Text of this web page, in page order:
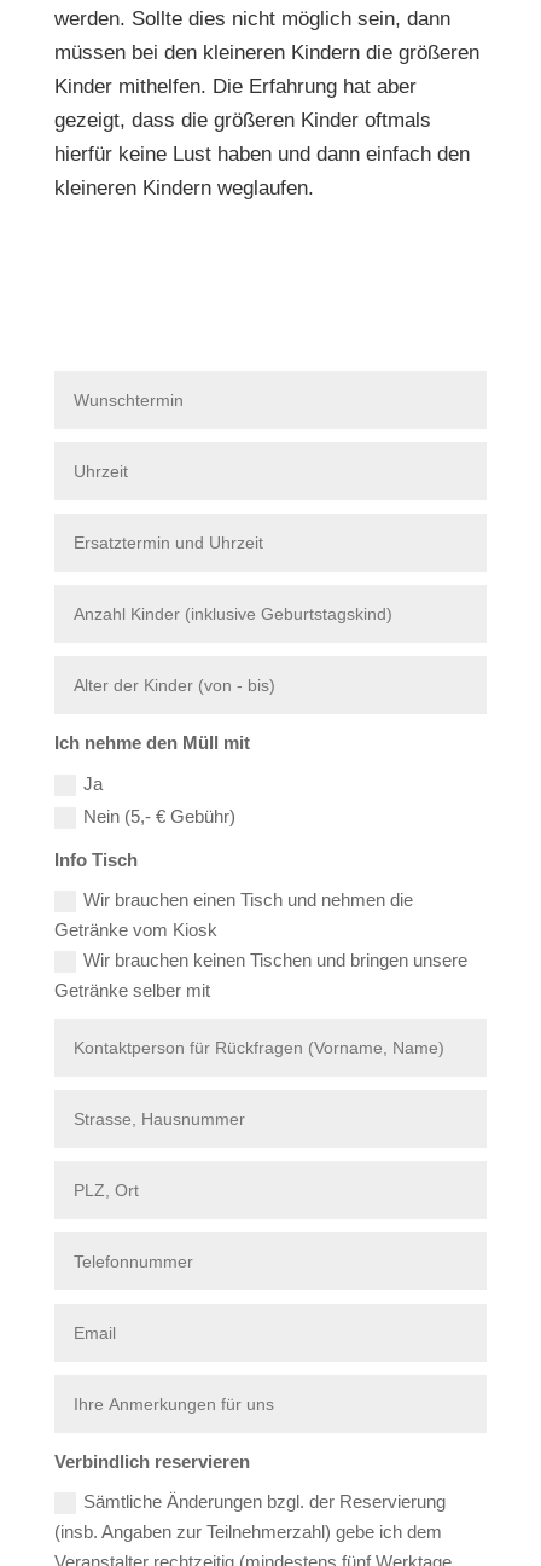
werden. Sollte dies nicht möglich sein, dann
müssen bei den kleineren Kindern die größeren
Kinder mithelfen. Die Erfahrung hat aber
gezeigt, dass die größeren Kinder oftmals
hierfür keine Lust haben und dann einfach den
kleineren Kindern weglaufen.
Ich nehme den Müll mit
Ja
Nein (5,- € Gebühr)
Info Tisch
Wir brauchen einen Tisch und nehmen die
Getränke vom Kiosk
Wir brauchen keinen Tischen und bringen unsere
Getränke selber mit
Verbindlich reservieren
Sämtliche Änderungen bzgl. der Reservierung
(insb. Angaben zur Teilnehmerzahl) gebe ich dem
Veranstalter rechtzeitig (mindestens fünf Werktage